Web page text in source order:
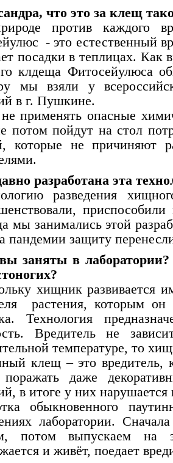
что это за клещ
против каждого
- это естественный
посадки в теплицах. Как
клдеща Фитосейулюса
мы взяли у
в г. Пушкине.
применять опасные
потом пойдут на стол
которые не причиняют
разработана эта
разведения
мы занимались этой
пандемии защиту
заняты в лаборатории?
хищник развивается
растения, которым он
Технология
Вредитель не
температуре, то
клещ – это вредитель,
даже
в итоге у них
обыкновенного
лаборатории.
потом выпускаем на
и живёт, поедает